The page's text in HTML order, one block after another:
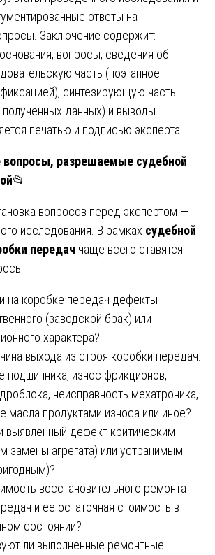
ответы на
Заключение содержит:
вопросы, сведения об
часть (поэтапное
синтезирующую часть
полученных данных) и выводы.
печатью и подписью эксперта.
разрешаемые судебной
📂
вопросов перед экспертом —
исследования. В рамках судебной
передач чаще всего ставятся
на коробке передач дефекты
(заводской брак) или
характера?
выхода из строя коробки передач:
подшипника, износ фрикционов,
неисправность мехатроника,
масла продуктами износа или иное?
выявленный дефект критическим
замены агрегата) или устранимым
восстановительного ремонта
и её остаточная стоимость в
состоянии?
ли выполненные ремонтные